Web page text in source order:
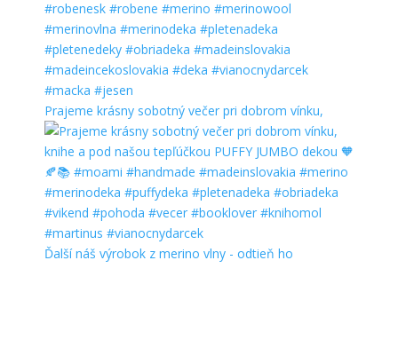
Prajeme krásny sobotný večer pri dobrom vínku,
Ďalší náš výrobok z merino vlny - odtieň ho